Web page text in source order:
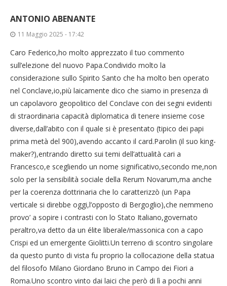
ANTONIO ABENANTE
11 Maggio 2025 - 17:42
Caro Federico,ho molto apprezzato il tuo commento
sull’elezione del nuovo Papa.Condivido molto la
considerazione sullo Spirito Santo che ha molto ben operato
nel Conclave,io,più laicamente dico che siamo in presenza di
un capolavoro geopolitico del Conclave con dei segni evidenti
di straordinaria capacità diplomatica di tenere insieme cose
diverse,dall’abito con il quale si è presentato (tipico dei papi
prima metà del 900),avendo accanto il card.Parolin (il suo king-
maker?),entrando diretto sui temi dell’attualità cari a
Francesco,e scegliendo un nome significativo,secondo me,non
solo per la sensibilità sociale della Rerum Novarum,ma anche
per la coerenza dottrinaria che lo caratterizzò (un Papa
verticale si direbbe oggi,l’opposto di Bergoglio),che nemmeno
provo’ a sopire i contrasti con lo Stato Italiano,governato
peraltro,va detto da un élite liberale/massonica con a capo
Crispi ed un emergente Giolitti.Un terreno di scontro singolare
da questo punto di vista fu proprio la collocazione della statua
del filosofo Milano Giordano Bruno in Campo dei Fiori a
Roma.Uno scontro vinto dai laici che però di lì a pochi anni